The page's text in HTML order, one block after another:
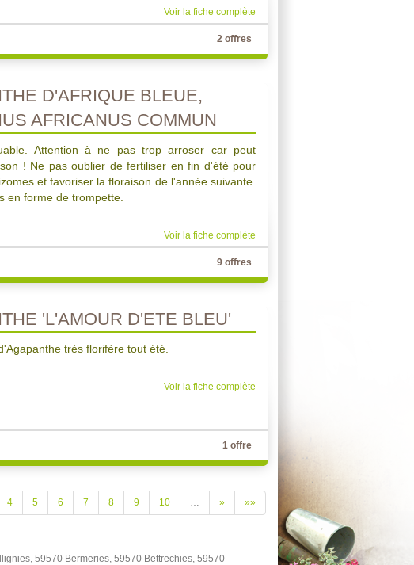
Voir la fiche complète
2 offres
D'AFRIQUE BLEUE,
AFRICANUS COMMUN
Attention à ne pas trop arroser car peut
! Ne pas oublier de fertiliser en fin d'été pour
et favoriser la floraison de l'année suivante.
en forme de trompette.
Voir la fiche complète
9 offres
'L'AMOUR D'ETE BLEU'
très florifère tout été.
Voir la fiche complète
1 offre
4 5 6 7 8 9 10 … » »»
59570 Bermeries, 59570 Bettrechies, 59570